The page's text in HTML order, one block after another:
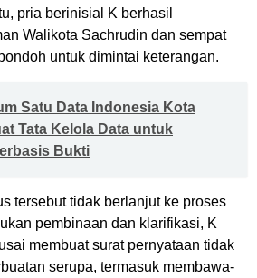
pria berinisial K berhasil
Walikota Sachrudin dan sempat
untuk dimintai keterangan.
Satu Data Indonesia Kota
Tata Kelola Data untuk
Bukti
tersebut tidak berlanjut ke proses
pembinaan dan klarifikasi, K
membuat surat pernyataan tidak
serupa, termasuk membawa-